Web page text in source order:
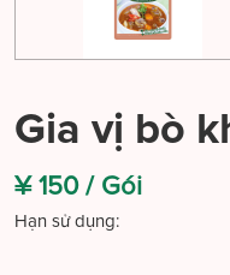
Gia vị bò
¥ 150 / Gói
Hạn sử dụng: